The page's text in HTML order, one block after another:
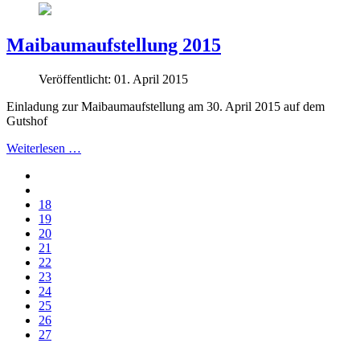
Maibaumaufstellung 2015
Veröffentlicht: 01. April 2015
Einladung zur Maibaumaufstellung am 30. April 2015 auf dem
Gutshof
Weiterlesen …
18
19
20
21
22
23
24
25
26
27